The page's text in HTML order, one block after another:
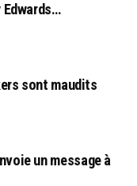
Edwards…
sont maudits
un message à